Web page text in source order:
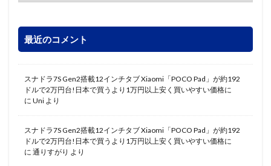
最近のコメント
スナドラ7S Gen2搭載12インチタブ Xiaomi「POCO Pad」が約192
ドルで2万円台!日本で買うより1万円以上安く買いやすい価格に
に Uni より
スナドラ7S Gen2搭載12インチタブ Xiaomi「POCO Pad」が約192
ドルで2万円台!日本で買うより1万円以上安く買いやすい価格に
に 通りすがり より